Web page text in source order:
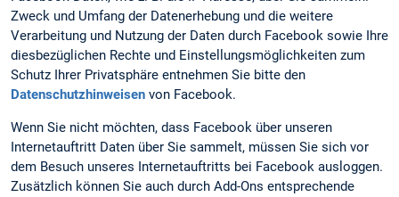
Zweck und Umfang der Datenerhebung und die weitere
Verarbeitung und Nutzung der Daten durch Facebook sowie Ihre
diesbezüglichen Rechte und Einstellungsmöglichkeiten zum
Schutz Ihrer Privatsphäre entnehmen Sie bitte den
Datenschutzhinweisen von Facebook.
Wenn Sie nicht möchten, dass Facebook über unseren
Internetauftritt Daten über Sie sammelt, müssen Sie sich vor
dem Besuch unseres Internetauftritts bei Facebook ausloggen.
Zusätzlich können Sie auch durch Add-Ons entsprechende